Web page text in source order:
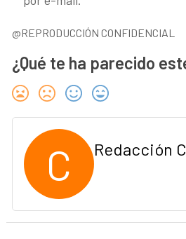
@REPRODUCCIÓN CONFIDENCIAL
¿Qué te ha parecido
C Redacción